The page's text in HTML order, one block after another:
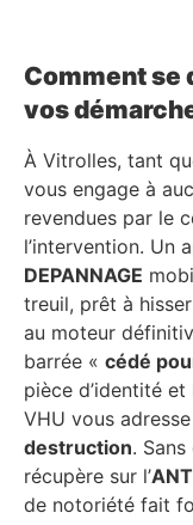
Comment se
vos
À Vitrolles, tant
vous engage à
revendues par le
l’intervention. Un
DEPANNAGE
treuil, prêt à
au moteur
barrée « cédé
pièce d’identité et
VHU vous
destruction.
récupère sur l’
de notoriété fait